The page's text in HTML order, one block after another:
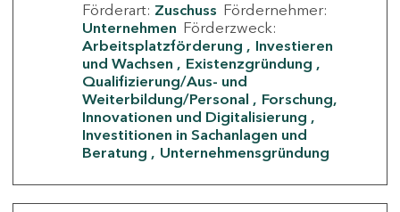
Förderart: Zuschuss Fördernehmer:
Unternehmen Förderzweck:
Arbeitsplatzförderung
Investieren
und Wachsen
Existenzgründung
Qualifizierung/Aus- und
Weiterbildung/Personal
Forschung,
Innovationen und Digitalisierung
Investitionen in Sachanlagen und
Beratung
Unternehmensgründung